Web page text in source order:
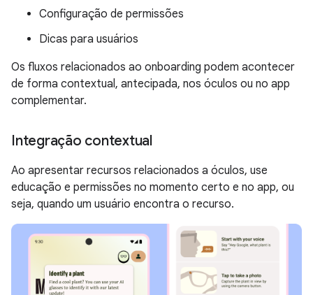
Configuração de permissões
Dicas para usuários
Os fluxos relacionados ao onboarding podem acontecer
de forma contextual, antecipada, nos óculos ou no app
complementar.
Integração contextual
Ao apresentar recursos relacionados a óculos, use
educação e permissões no momento certo e no app, ou
seja, quando um usuário encontra o recurso.